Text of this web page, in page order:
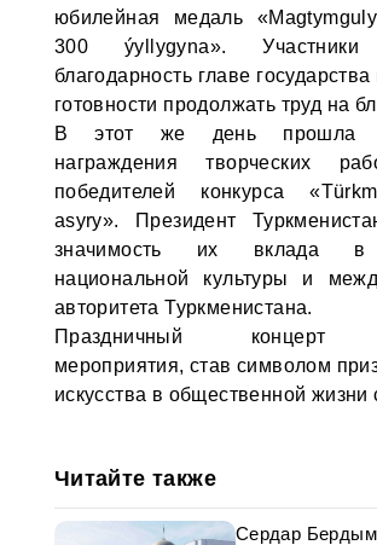
юбилейная медаль
300 ýyllygyna». Участники
благодарность главе
готовности продолжать труд на
В этот же день прошла
награждения творческих
победителей конкурса
asyry». Президент
значимость их вклада в
национальной культуры и
авторитета Туркменистана.
Праздничный концерт
мероприятия, став символом
искусства в общественной жизни
Читайте также
Сердар